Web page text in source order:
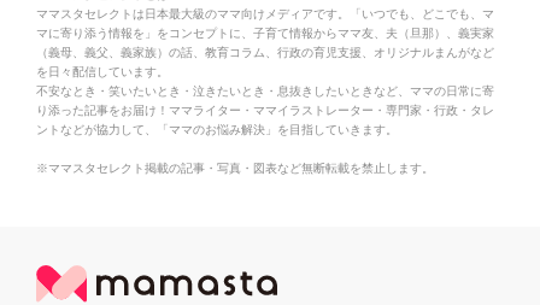
ママスタセレクトは日本最大級のママ向けメディアです。「いつでも、どこでも、マ
マに寄り添う情報を」をコンセプトに、子育て情報からママ友、夫（旦那）、義実家
（義母、義父、義家族）の話、教育コラム、行政の育児支援、オリジナルまんがなど
を日々配信しています。
不安なとき・笑いたいとき・泣きたいとき・息抜きしたいときなど、ママの日常に寄
り添った記事をお届け！ママライター・ママイラストレーター・専門家・行政・タレ
ントなどが協力して、「ママのお悩み解決」を目指していきます。
※ママスタセレクト掲載の記事・写真・図表など無断転載を禁止します。